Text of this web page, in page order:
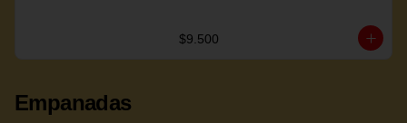
$9.500
Empanadas